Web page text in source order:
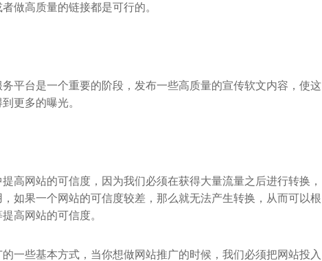
做高质量的链接都是可行的。
平台是一个重要的阶段，发布一些高质量的宣传软文内容，使这
更多的曝光。
高网站的可信度，因为我们必须在获得大量流量之后进行转换，
如果一个网站的可信度较差，那么就无法产生转换，从而可以根
高网站的可信度。
一些基本方式，当你想做网站推广的时候，我们必须把网站投入